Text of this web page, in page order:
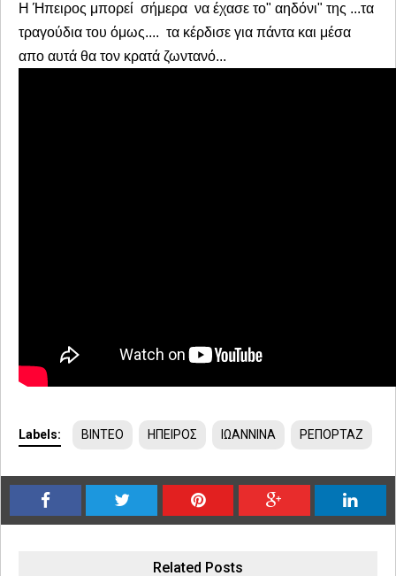
Η Ήπειρος μπορεί σήμερα να έχασε το" αηδόνι" της ...τα
τραγούδια του όμως.... τα κέρδισε για πάντα και μέσα
απο αυτά θα τον κρατά ζωντανό...
Labels: ΒΙΝΤΕΟ ΗΠΕΙΡΟΣ ΙΩΑΝΝΙΝΑ ΡΕΠΟΡΤΑΖ
Related Posts